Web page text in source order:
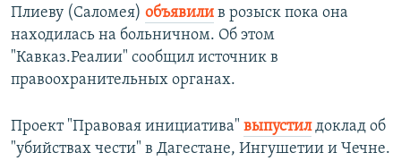
Плиеву (Саломея) объявили в розыск пока она
находилась на больничном. Об этом
"Кавказ.Реалии" сообщил источник в
правоохранительных органах.
Проект "Правовая инициатива" выпустилдоклад об
"убийствах чести" в Дагестане, Ингушетии и Чечне.